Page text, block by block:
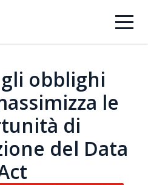
obblighi
le
di
del Data